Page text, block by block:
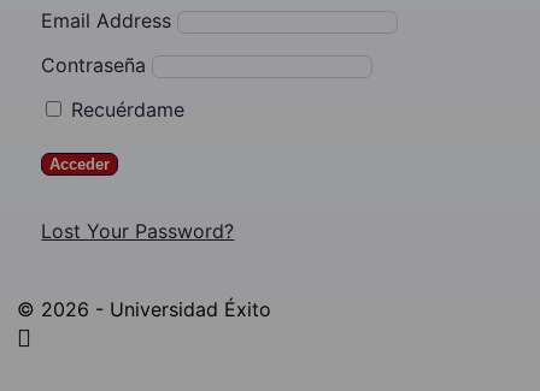
Email Address
Contraseña
Recuérdame
Lost Your Password?
© 2026 - Universidad Éxito